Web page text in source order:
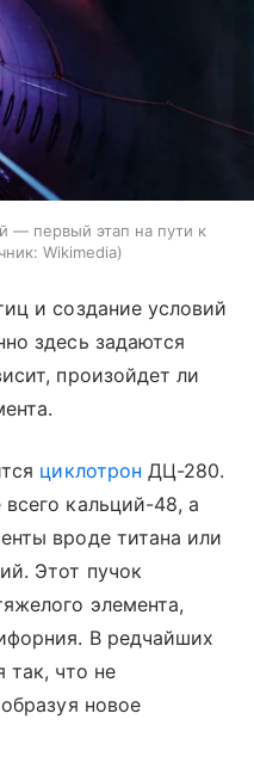
— первый этап на пути к
Wikimedia
и создание условий
здесь задаются
произойдет ли
циклотрон ДЦ-280.
кальций-48, а
вроде титана или
Этот пучок
элемента,
В редчайших
так, что не
новое